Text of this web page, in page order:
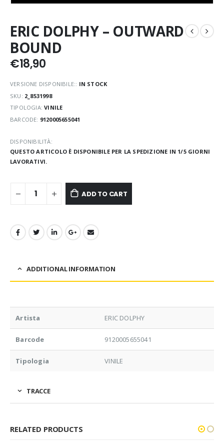
ERIC DOLPHY – OUTWARD
BOUND
€18,90
VERSIONE DISPONIBILE:: IN STOCK
SKU: 2_8531998
TIPOLOGIA:VINILE
BARCODE: 9120005655041
DISPONIBILITÀ:
QUESTO ARTICOLO È DISPONIBILE PER LA SPEDIZIONE IN 1/5 GIORNI
LAVORATIVI.
ADD TO CART
ADDITIONAL INFORMATION
Artista ERIC DOLPHY
Barcode 9120005655041
Tipologia VINILE
TRACCE
RELATED PRODUCTS